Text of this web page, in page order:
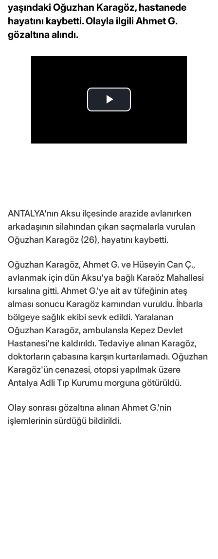
yaşındaki Oğuzhan Karagöz, hastanede
hayatını kaybetti. Olayla ilgili Ahmet G.
gözaltına alındı.
ANTALYA'nın Aksu ilçesinde arazide avlanırken
arkadaşının silahından çıkan saçmalarla vurulan
Oğuzhan Karagöz (26), hayatını kaybetti.
Oğuzhan Karagöz, Ahmet G. ve Hüseyin Can Ç.,
avlanmak için dün Aksu'ya bağlı Karaöz Mahallesi
kırsalına gitti. Ahmet G.'ye ait av tüfeğinin ateş
alması sonucu Karagöz karnından vuruldu. İhbarla
bölgeye sağlık ekibi sevk edildi. Yaralanan
Oğuzhan Karagöz, ambulansla Kepez Devlet
Hastanesi'ne kaldırıldı. Tedaviye alınan Karagöz,
doktorların çabasına karşın kurtarılamadı. Oğuzhan
Karagöz'ün cenazesi, otopsi yapılmak üzere
Antalya Adli Tıp Kurumu morguna götürüldü.
Olay sonrası gözaltına alınan Ahmet G.'nin
işlemlerinin sürdüğü bildirildi.